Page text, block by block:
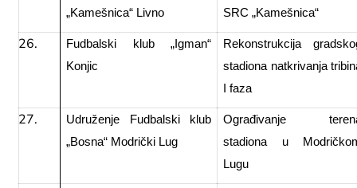
„Kamešnica“ Livno
SRC „Kamešnica“
Fudbalski klub „Igman“
Konjic
Rekonstrukcija
stadiona natkrivanja
I faza
Udruženje Fudbalski klub
„Bosna“ Modrički Lug
Ograđivanje
stadiona u
Lugu